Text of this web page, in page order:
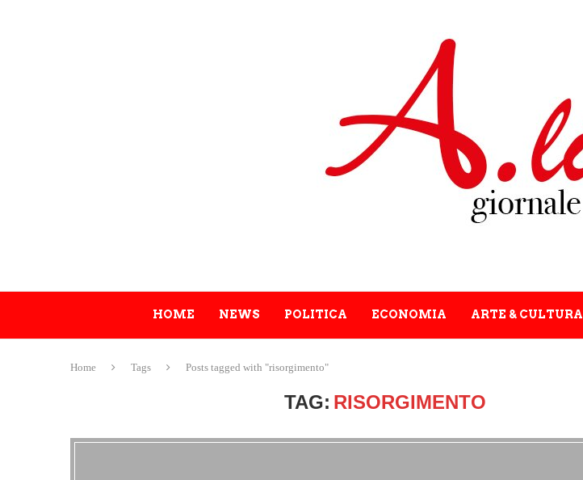
HOME NEWS POLITICA ECONOMIA ARTE & CULTURA
Home Tags Posts tagged with "risorgimento"
TAG: RISORGIMENTO